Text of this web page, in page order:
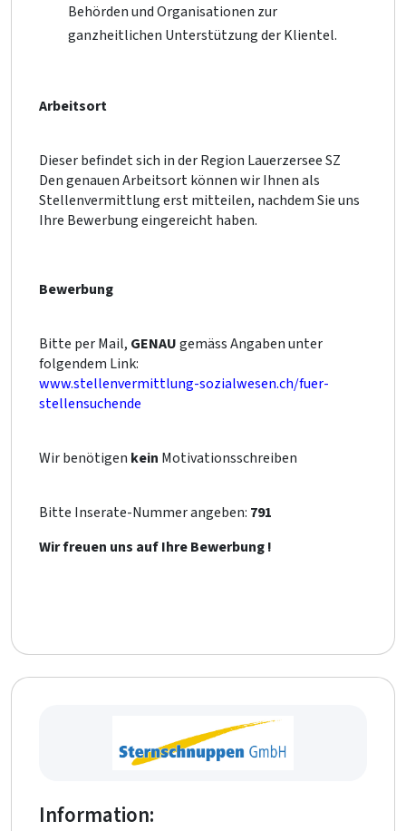
Behörden und Organisationen zur
ganzheitlichen Unterstützung der Klientel.
Arbeitsort
Dieser befindet sich in der Region Lauerzersee SZ
Den genauen Arbeitsort können wir Ihnen als
Stellenvermittlung erst mitteilen, nachdem Sie uns
Ihre Bewerbung eingereicht haben.
Bewerbung
Bitte per Mail, GENAUgemäss Angaben unter
folgendem Link:
www.stellenvermittlung-sozialwesen.ch/fuer-
stellensuchende
Wir benötigen kein Motivationsschreiben
Bitte Inserate-Nummer angeben: 791
Wir freuen uns auf Ihre Bewerbung !
Information: